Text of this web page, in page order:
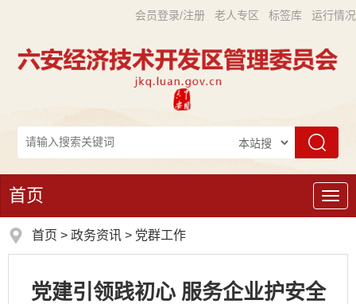
会员登录/注册 老人专区 标签库 运行情况
导
航
首页
首页 > 政务资讯 > 党群工作
党建引领践初心 服务企业护安全